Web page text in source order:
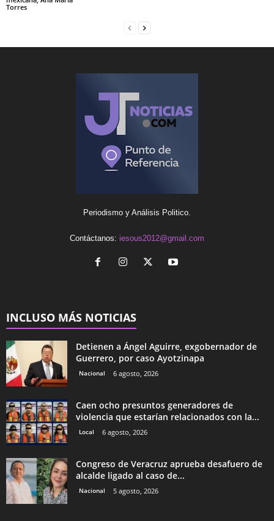
Torres
Periodismo y Análisis Politico.
Contáctanos: iesous2012@gmail.com
INCLUSO MÁS NOTICIAS
Detienen a Ángel Aguirre, exgobernador de
Guerrero, por caso Ayotzinapa
Nacional 6 agosto, 2026
Caen ocho presuntos generadores de
violencia que estarían relacionados con la...
Local 6 agosto, 2026
Congreso de Veracruz aprueba desafuero de
alcalde ligado al caso de...
Nacional 5 agosto, 2026